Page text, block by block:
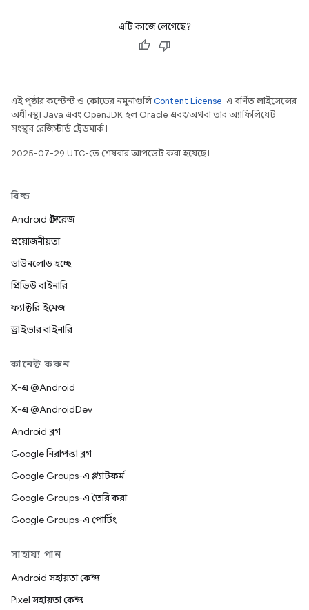
এটি কাজে লেগেছে?
এই পৃষ্ঠার কন্টেন্ট ও কোডের নমুনাগুলিContent License-এ বর্ণিত লাইসেন্সের
অধীনস্থ। Java এবং OpenJDK হল Oracle এবং/অথবা তার অ্যাফিলিয়েট
সংস্থার রেজিস্টার্ড ট্রেডমার্ক।
2025-07-29 UTC-তে শেষবার আপডেট করা হয়েছে।
বিল্ড
Android স্টোরেজ
প্রয়োজনীয়তা
ডাউনলোড হচ্ছে
প্রিভিউ বাইনারি
ফ্যাক্টরি ইমেজ
ড্রাইভার বাইনারি
কানেক্ট করুন
X-এ @Android
X-এ @AndroidDev
Android ব্লগ
Google নিরাপত্তা ব্লগ
Google Groups-এ প্ল্যাটফর্ম
Google Groups-এ তৈরি করা
Google Groups-এ পোর্টিং
সাহায্য পান
Android সহায়তা কেন্দ্র
Pixel সহায়তা কেন্দ্র